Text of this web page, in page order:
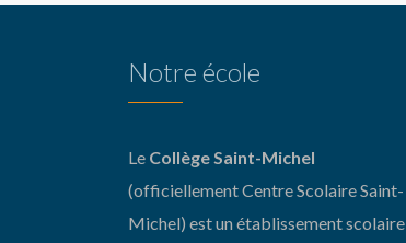
Notre école
Le Collège Saint-Michel
(officiellement Centre Scolaire Saint-
Michel) est un établissement scolaire